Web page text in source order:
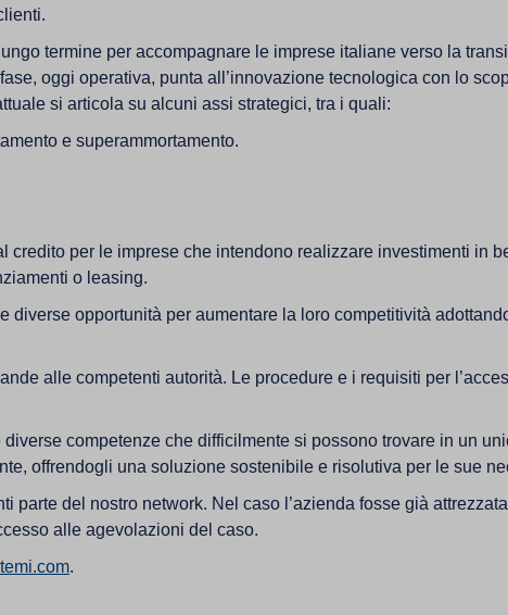
termine per accompagnare le imprese italiane verso la
oggi operativa, punta all’innovazione tecnologica con lo
si articola su alcuni assi strategici, tra i quali:
e superammortamento.
credito per le imprese che intendono realizzare investimenti in
o leasing.
diverse opportunità per aumentare la loro competitività
alle competenti autorità. Le procedure e i requisiti per
competenze che difficilmente si possono trovare in un
offrendogli una soluzione sostenibile e risolutiva per le sue
del nostro network. Nel caso l’azienda fosse già
alle agevolazioni del caso.
.